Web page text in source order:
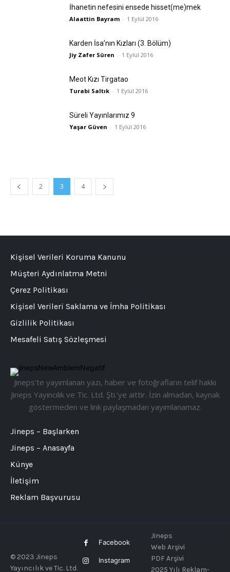
İhanetin nefesini ensede hisset(me)mek
Alaattin Bayram - 1 Eylül 2016
Karden İsa’nın Kızları (3. Bölüm)
Jiy Zafer Süren - 1 Eylül 2016
Meot Kızı Tirgatao
Turabi Saltık - 1 Eylül 2016
Süreli Yayınlarımız 9
Yaşar Güven - 1 Eylül 2016
2 3 4
Jineps’te yayımlanan yazı, haber ve fotoğrafların telif hakkı
Jineps Yayıncılık ve Tic. Ltd. Şti.’ye aittir. İzin almadan, kaynak
göstermeden ve link paylaşmadan yayımlanamaz.
Jineps – Başlarken
Jineps – Anasayfa
Künye
İletişim
Reklam Başvurusu
Kişisel Verileri Koruma Kanunu
Müşteri Aydınlatma Metni
Çerez Politikası
Kişisel Verileri Saklama ve İmha Politikası
Gizlilik Politikası
Mesafeli Satış Sözleşmesi
© 2023 Jineps
Yayıncılık ve Tic. Ltd.
Facebook
Instagram
Jineps
Web Arşivi
PDF Arşivi
2025 Yılı Reklam-